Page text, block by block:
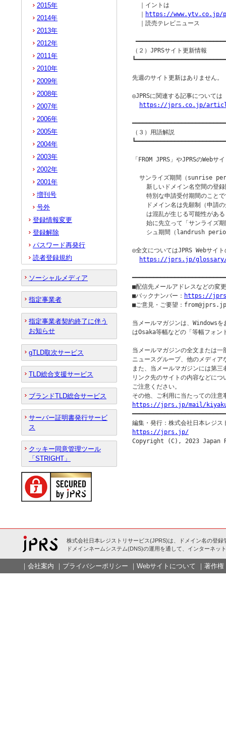
  ｜イントは
https://www.ytv.co.jp/
  ｜読売テレビニュース
（２）JPRSサイト更新情報
先週のサイト更新はありません。
◎JPRSに関連する記事について
https://jprs.co.jp/
（３）用語解説
「FROM JPRS」やJPRSのWeb
サンライズ期間（sunrise
新しいドメイン名空間の登
特別な申請受付期間のことで
ドメイン名は先願制（申請
は混乱が生じる可能性があ
始に先立って「サンライズ
シュ期間（landrush
◎全文についてはJPRS Webサイ
https://jprs.jp/glossary/
■配信先メールアドレスなどの変
■バックナンバー： https://
■ご意見・ご要望：from@jprs.jp
当メールマガジンは、Windowsを
はOsaka等幅などの「等幅フォン
当メールマガジンの全文または一
ニュースグループ、他のメディ
また、当メールマガジンには第
リンク先のサイトの内容などに
ご注意ください。
https://jprs.jp/mail/
https://jprs.jp/
Copyright (C), 2023
2015年
2014年
2013年
2012年
2011年
2010年
2009年
2008年
2007年
2006年
2005年
2004年
2003年
2002年
2001年
増刊号
号外
登録情報変更
登録解除
パスワード再発行
読者登録規約
ソーシャルメディア
指定事業者
指定事業者契約終了に伴う
お知らせ
gTLD取次サービス
TLD総合支援サービス
ブランドTLD総合サービス
サーバー証明書発行サービ
ス
クッキー同意管理ツール
「STRIGHT」
株式会社日本レジストリサービス(JPRS)は、ドメイン名の登録
ドメインネームシステム(DNS)の運用を通して、インターネッ
｜ 会社案内 ｜ プライバシーポリシー ｜ Webサイトについて ｜ 著作権